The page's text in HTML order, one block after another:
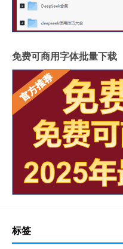
免费可商用字体批量下载
标签